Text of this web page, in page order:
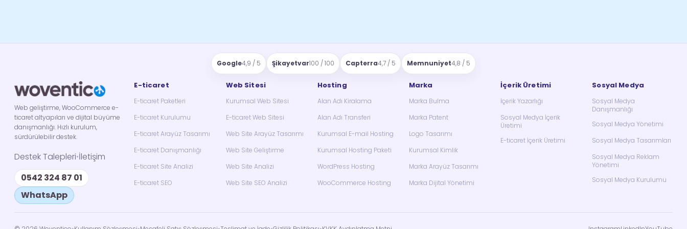
Google4,9 / 5 Şikayetvar100 / 100 Capterra4,7 / 5 Memnuniyet4,8 / 5
Web geliştirme, WooCommerce e-
ticaret altyapıları ve dijital büyüme
danışmanlığı. Hızlı kurulum,
sürdürülebilir destek.
Destek Talepleri•İletişim
0542 324 87 01
WhatsApp
E-ticaret
E-ticaret Paketleri
E-ticaret Kurulumu
E-ticaret Arayüz Tasarımı
E-ticaret Danışmanlığı
E-ticaret Site Analizi
E-ticaret SEO
Web Sitesi
Kurumsal Web Sitesi
E-ticaret Web Sitesi
Web Site Arayüz Tasarımı
Web Site Geliştirme
Web Site Analizi
Web Site SEO Analizi
Hosting
Alan Adı Kiralama
Alan Adı Transferi
Kurumsal E-mail Hosting
Kurumsal Hosting Paketi
WordPress Hosting
WooCommerce Hosting
Marka
Marka Bulma
Marka Patent
Logo Tasarımı
Kurumsal Kimlik
Marka Arayüz Tasarımı
Marka Dijital Yönetimi
İçerik Üretimi
İçerik Yazarlığı
Sosyal Medya İçerik
Üretimi
E-ticaret İçerik Üretimi
Sosyal Medya
Sosyal Medya
Danışmanlığı
Sosyal Medya Yönetimi
Sosyal Medya Tasarımları
Sosyal Medya Reklam
Yönetimi
Sosyal Medya Kurulumu